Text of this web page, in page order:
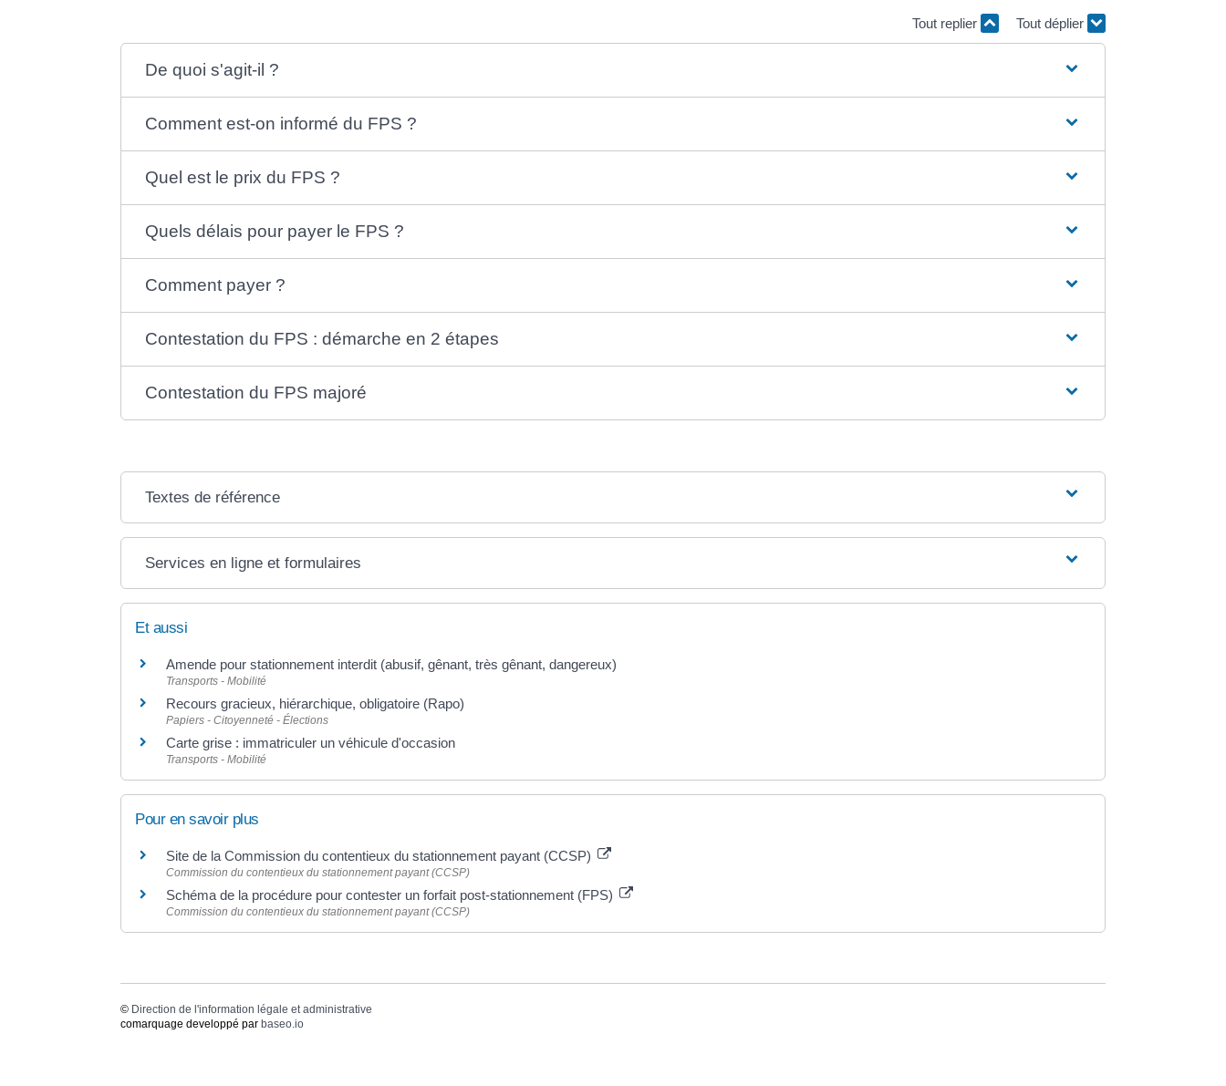
Tout replier Tout déplier
De quoi s'agit-il ?
Comment est-on informé du FPS ?
Quel est le prix du FPS ?
Quels délais pour payer le FPS ?
Comment payer ?
Contestation du FPS : démarche en 2 étapes
Contestation du FPS majoré
Textes de référence
Services en ligne et formulaires
Et aussi
Amende pour stationnement interdit (abusif, gênant, très gênant, dangereux)
Transports - Mobilité
Recours gracieux, hiérarchique, obligatoire (Rapo)
Papiers - Citoyenneté - Élections
Carte grise : immatriculer un véhicule d'occasion
Transports - Mobilité
Pour en savoir plus
Site de la Commission du contentieux du stationnement payant (CCSP)
Commission du contentieux du stationnement payant (CCSP)
Schéma de la procédure pour contester un forfait post-stationnement (FPS)
Commission du contentieux du stationnement payant (CCSP)
© Direction de l'information légale et administrative
comarquage developpé par baseo.io